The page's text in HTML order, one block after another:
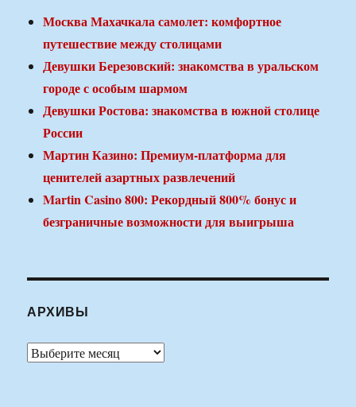
Москва Махачкала самолет: комфортное
путешествие между столицами
Девушки Березовский: знакомства в уральском
городе с особым шармом
Девушки Ростова: знакомства в южной столице
России
Мартин Казино: Премиум-платформа для
ценителей азартных развлечений
Martin Casino 800: Рекордный 800% бонус и
безграничные возможности для выигрыша
АРХИВЫ
Архивы